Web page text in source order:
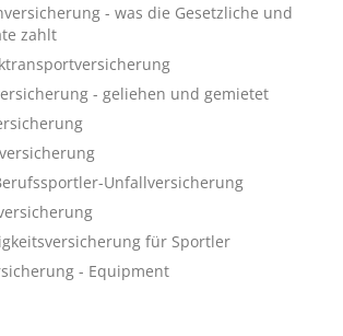
- was die Gesetzliche und
zahlt
- geliehen und gemietet
Unfallversicherung
für Sportler
- Equipment